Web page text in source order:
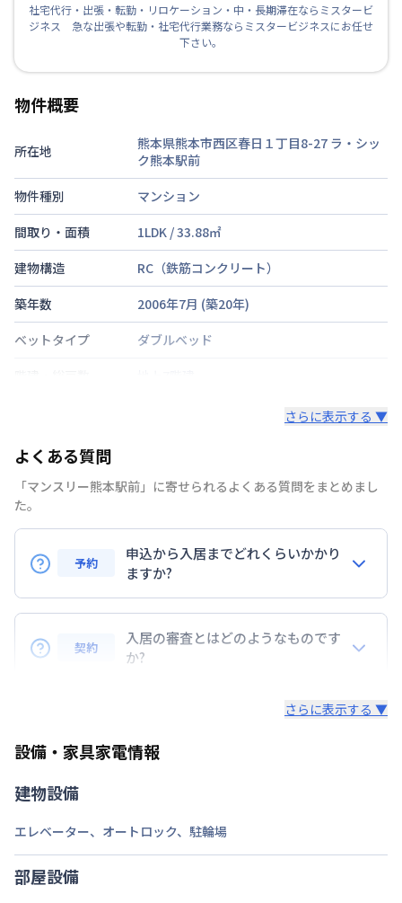
社宅代行・出張・転勤・リロケーション・中・長期滞在ならミスタービ
ジネス 急な出張や転勤・社宅代行業務ならミスタービジネスにお任せ
下さい。
物件概要
所在地 熊本県熊本市西区春日１丁目8-27 ラ・シッ
ク熊本駅前
物件種別
マンション
間取り・面積
1LDK /33.88㎡
建物構造
RC（鉄筋コンクリート）
築年数
2006年7月 (築20年)
ベットタイプ
ダブルベッド
部屋の向き
禁煙・喫煙
禁煙
定員
2名
駐車場
次回更新日
情報更新日より14日以内
機械式駐車場のため高さ制限あり（高さ：1550まで）詳しくはス
さらに表示する ▼
よくある質問
「マンスリー熊本駅前」に寄せられるよくある質問をまとめまし
た。
予約
申込から入居までどれくらいかかり
ますか?
お申込みから審査・ご契約手続きまで、1〜3日程度
お時間をいただいております。(※お急ぎの場合はご
相談ください。)なお、ご予約は先着順です。入居希
契約
入居の審査とはどのようなものです
か?
屋の利用目的の確認や年収などをお伺いする場合もあ
さらに表示する ▼
設備・家具家電情報
建物設備
エレベーター、 オートロック、 駐輪場
部屋設備